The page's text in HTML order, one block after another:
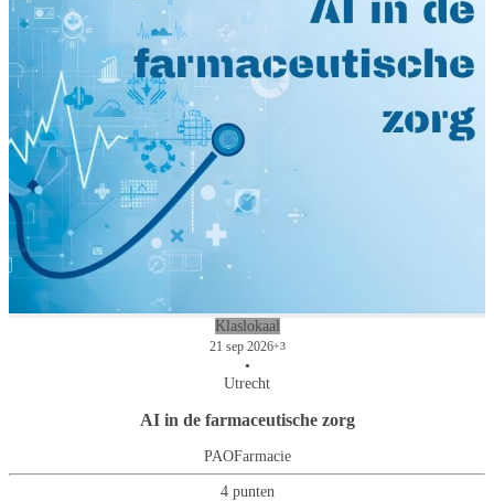
Klaslokaal
21 sep 2026+3
•
Utrecht
AI in de farmaceutische zorg
PAOFarmacie
4 punten